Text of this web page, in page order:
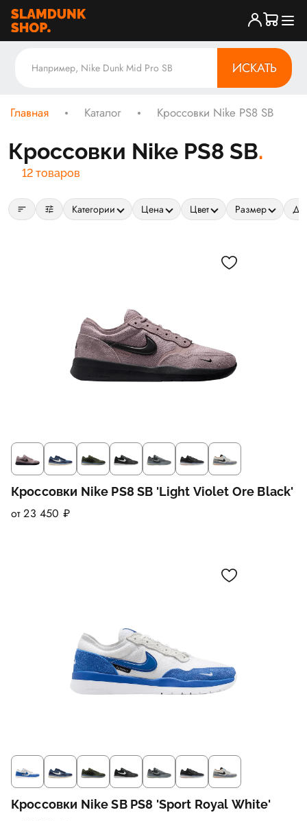
ИСКАТЬ
Главная Каталог Кроссовки Nike PS8 SB
Кроссовки Nike PS8 SB
12 товаров
sort tune Категории Цена Цвет Размер
Кроссовки Nike PS8 SB 'Light Violet Ore Black'
от 23 450 ₽
Кроссовки Nike SB PS8 'Sport Royal White'